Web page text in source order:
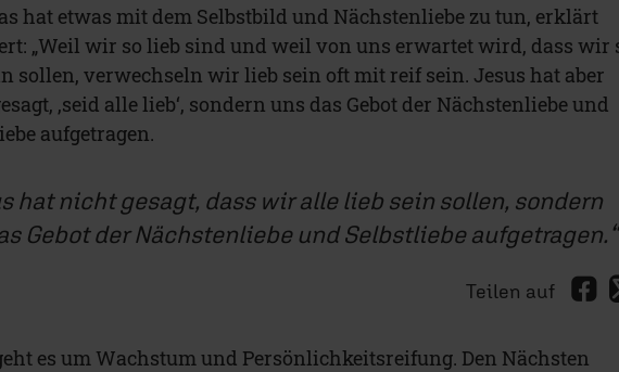
hat etwas mit dem Selbstbild und Nächstenliebe zu tun, erklärt
„Weil wir so lieb sind und weil von uns erwartet wird, dass wir
sollen, verwechseln wir lieb sein oft mit reif sein. Jesus hat aber
‚seid alle lieb‘, sondern uns das Gebot der Nächstenliebe und
aufgetragen.
hat nicht gesagt, dass wir alle lieb sein sollen, sondern
Gebot der Nächstenliebe und Selbstliebe aufgetragen.
Teilen auf
es um Wachstum und Persönlichkeitsreifung. Den Nächsten